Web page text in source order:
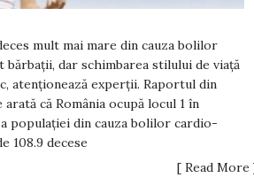
mult mai mare din cauza bolilor
bărbații, dar schimbarea stilului de viață
atenționează experții. Raportul din
arată că România ocupă locul 1 în
populației din cauza bolilor cardio-
108.9 decese
[ Read More